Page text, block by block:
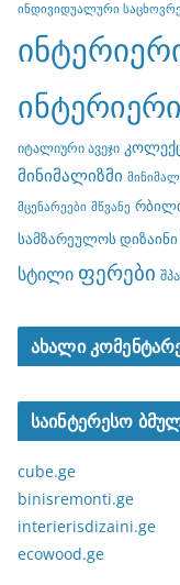
ინდივიდუალური
იტალიური ავეჯი
მინიმალიზმი
მცენარეები მწვანე
სამზარეულოს დიზაინი
სტილი ფერები
ახალი
საინტერესო
cube.ge
binisremonti.ge
interierisdizaini.ge
ecowood.ge